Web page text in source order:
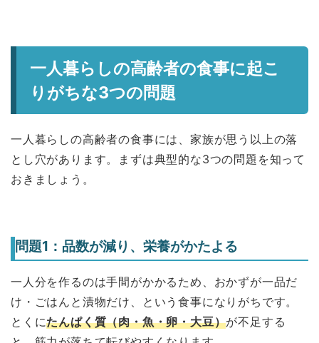
一人暮らしの高齢者の食事に起こ
りがちな3つの問題
一人暮らしの高齢者の食事には、家族が思う以上の落
とし穴があります。まずは典型的な3つの問題を知って
おきましょう。
問題1：品数が減り、栄養がかたよる
一人分を作るのは手間がかかるため、おかずが一品だ
け・ごはんと漬物だけ、という食事になりがちです。
とくにたんぱく質（肉・魚・卵・大豆）が不足する